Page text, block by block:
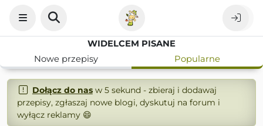
WIDELCEM PISANE
Nowe przepisy
Popularne
Dołącz do nasw 5 sekund - zbieraj i dodawaj
przepisy, zgłaszaj nowe blogi, dyskutuj na forum i
wyłącz reklamy 😄